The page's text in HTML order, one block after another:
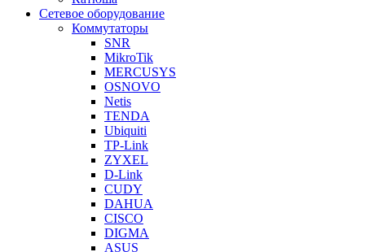
Сетевое оборудование
Коммутаторы
SNR
MikroTik
MERCUSYS
OSNOVO
Netis
TENDA
Ubiquiti
TP-Link
ZYXEL
D-Link
CUDY
DAHUA
CISCO
DIGMA
ASUS